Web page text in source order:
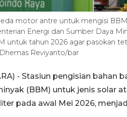
motor antre untuk mengisi BBM
Energi dan Sumber Daya
untuk tahun 2026 agar pasokan
Reviyanto/bar
- Stasiun pengisian bahan
(BBM) untuk jenis solar
pada awal Mei 2026,